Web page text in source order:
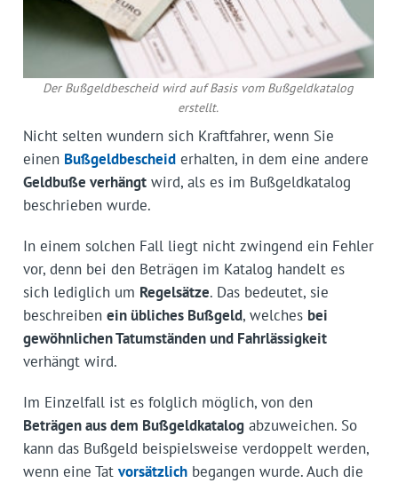
Der Bußgeldbescheid wird auf Basis vom Bußgeldkatalog
erstellt.
Nicht selten wundern sich Kraftfahrer, wenn Sie
einen Bußgeldbescheiderhalten, in dem eine andere
Geldbuße verhängtwird, als es im Bußgeldkatalog
beschrieben wurde.
In einem solchen Fall liegt nicht zwingend ein Fehler
vor, denn bei den Beträgen im Katalog handelt es
sich lediglich um Regelsätze. Das bedeutet, sie
beschreiben ein übliches Bußgeld, welches bei
gewöhnlichen Tatumständen und Fahrlässigkeit
verhängt wird.
Im Einzelfall ist es folglich möglich, von den
Beträgen aus dem Bußgeldkatalogabzuweichen. So
kann das Bußgeld beispielsweise verdoppelt werden,
wenn eine Tat vorsätzlichbegangen wurde. Auch die